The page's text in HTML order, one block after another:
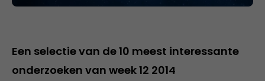
Een selectie van de 10 meest interessante
onderzoeken van week 12 2014